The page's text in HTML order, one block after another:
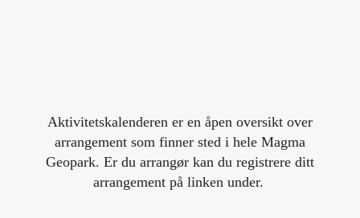
Aktivitetskalenderen er en åpen oversikt over
arrangement som finner sted i hele Magma
Geopark. Er du arrangør kan du registrere ditt
arrangement på linken under.